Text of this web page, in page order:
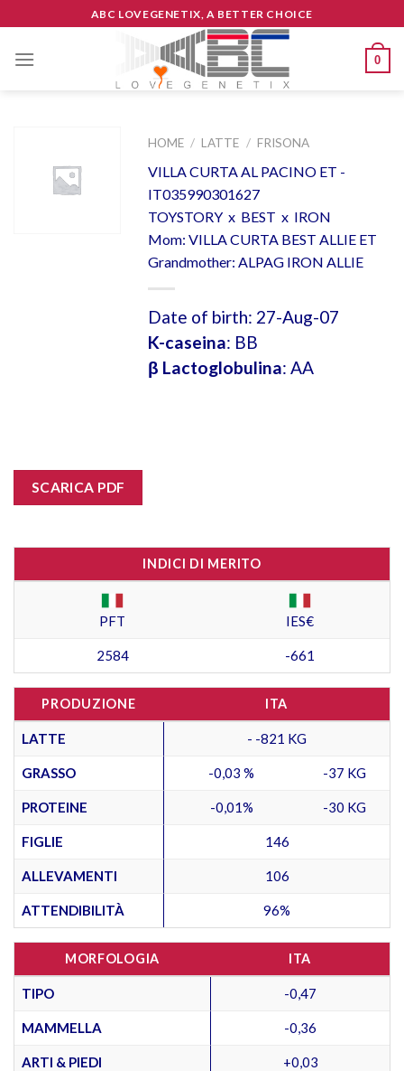
to
content
ABC LOVEGENETIX, A BETTER CHOICE
0
HOME / LATTE / FRISONA
VILLA CURTA AL PACINO ET -
IT035990301627
TOYSTORY x BEST x IRON
Mom: VILLA CURTA BEST ALLIE ET
Grandmother: ALPAG IRON ALLIE
Date of birth: 27-Aug-07
K-caseina: BB
β Lactoglobulina: AA
SCARICA PDF
INDICI DI MERITO
PFT IES€
2584 -661
PRODUZIONE ITA
LATTE - -821 KG
GRASSO -0,03 % -37 KG
PROTEINE -0,01% -30 KG
FIGLIE 146
ALLEVAMENTI 106
ATTENDIBILITÀ 96%
MORFOLOGIA ITA
TIPO -0,47
MAMMELLA -0,36
ARTI & PIEDI +0,03